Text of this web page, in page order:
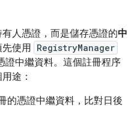
人憑證，而是儲存憑證的中
使用 RegistryManager
證中繼資料。這個註冊程序
途：
的憑證中繼資料，比對日後